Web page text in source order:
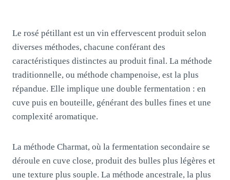
Le rosé pétillant est un vin effervescent produit selon
diverses méthodes, chacune conférant des
caractéristiques distinctes au produit final. La méthode
traditionnelle, ou méthode champenoise, est la plus
répandue. Elle implique une double fermentation : en
cuve puis en bouteille, générant des bulles fines et une
complexité aromatique.
La méthode Charmat, où la fermentation secondaire se
déroule en cuve close, produit des bulles plus légères et
une texture plus souple. La méthode ancestrale, la plus